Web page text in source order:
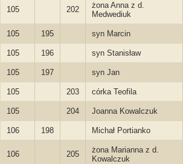
105 202
żona Anna z d.
Medwediuk
105 195 syn Marcin
105 196 syn Stanisław
105 197 syn Jan
105 203 córka Teofila
105 204 Joanna Kowalczuk
106 198 Michał Portianko
106 205
żona Marianna z d.
Kowalczuk